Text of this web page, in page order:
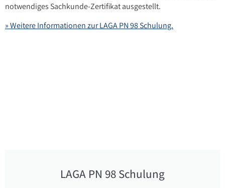
notwendiges Sachkunde-Zertifikat ausgestellt.
» Weitere Informationen zur LAGA PN 98 Schulung.
LAGA PN 98 Schulung